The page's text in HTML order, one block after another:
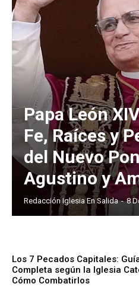
Papa León
Fe, Raíces y
del Nuevo
Agustino y
Redacción Iglesia En Salida - 8
Los 7 Pecados Capitales:
Completa según la Iglesia
Cómo Combatirlos